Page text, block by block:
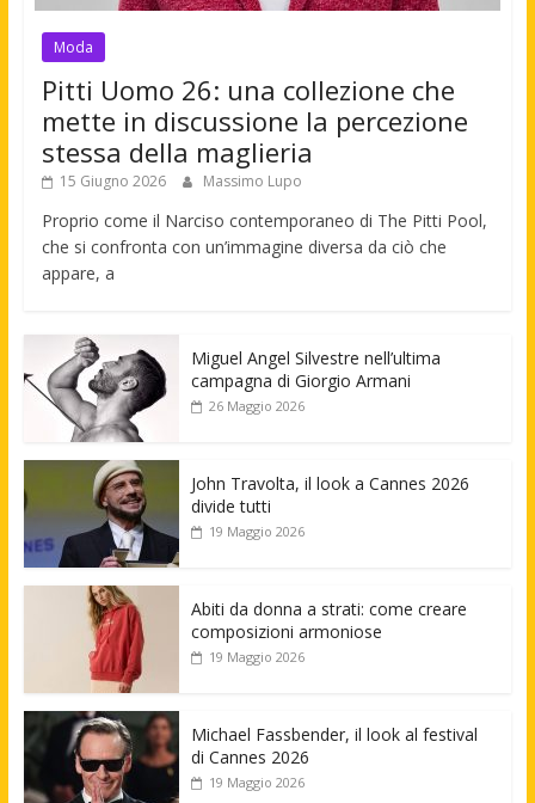
Moda
Pitti Uomo 26: una collezione che
mette in discussione la percezione
stessa della maglieria
15 Giugno 2026 Massimo Lupo
Proprio come il Narciso contemporaneo di The Pitti Pool,
che si confronta con un’immagine diversa da ciò che
appare, a
Miguel Angel Silvestre nell’ultima
campagna di Giorgio Armani
26 Maggio 2026
John Travolta, il look a Cannes 2026
divide tutti
19 Maggio 2026
Abiti da donna a strati: come creare
composizioni armoniose
19 Maggio 2026
Michael Fassbender, il look al festival
di Cannes 2026
19 Maggio 2026